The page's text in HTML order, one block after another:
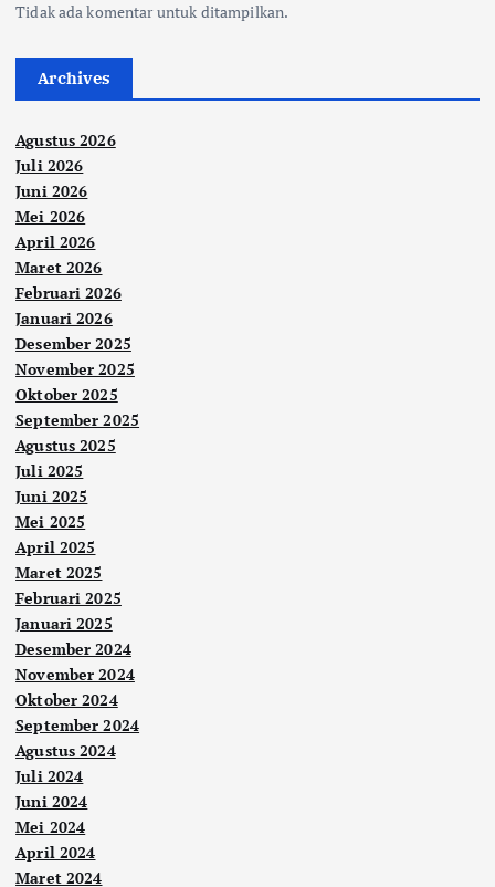
Tidak ada komentar untuk ditampilkan.
Archives
Agustus 2026
Juli 2026
Juni 2026
Mei 2026
April 2026
Maret 2026
Februari 2026
Januari 2026
Desember 2025
November 2025
Oktober 2025
September 2025
Agustus 2025
Juli 2025
Juni 2025
Mei 2025
April 2025
Maret 2025
Februari 2025
Januari 2025
Desember 2024
November 2024
Oktober 2024
September 2024
Agustus 2024
Juli 2024
Juni 2024
Mei 2024
April 2024
Maret 2024